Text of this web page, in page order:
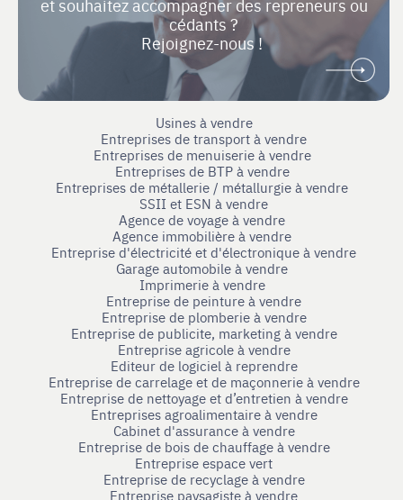
et souhaitez accompagner des repreneurs ou
cédants ?
Rejoignez-nous !
Usines à vendre
Entreprises de transport à vendre
Entreprises de menuiserie à vendre
Entreprises de BTP à vendre
Entreprises de métallerie / métallurgie à vendre
SSII et ESN à vendre
Agence de voyage à vendre
Agence immobilière à vendre
Entreprise d'électricité et d'électronique à vendre
Garage automobile à vendre
Imprimerie à vendre
Entreprise de peinture à vendre
Entreprise de plomberie à vendre
Entreprise de publicite, marketing à vendre
Entreprise agricole à vendre
Editeur de logiciel à reprendre
Entreprise de carrelage et de maçonnerie à vendre
Entreprise de nettoyage et d’entretien à vendre
Entreprises agroalimentaire à vendre
Cabinet d'assurance à vendre
Entreprise de bois de chauffage à vendre
Entreprise espace vert
Entreprise de recyclage à vendre
Entreprise paysagiste à vendre